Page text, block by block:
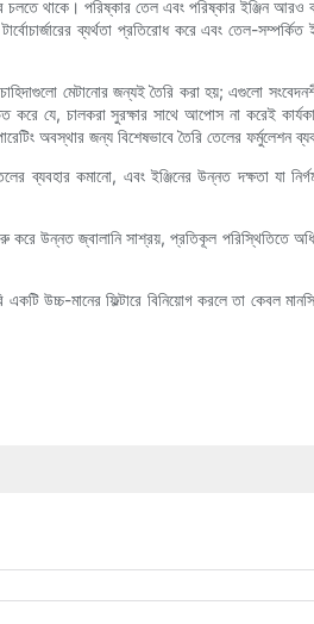
চলতে থাকে। পরিষ্কার তেল এবং পরিষ্কার ইঞ্জিন আরও
ব্যর্থতা প্রতিরোধ করে এবং তেল-সম্পর্কিত
মেটানোর জন্যই তৈরি করা হয়; এগুলো
করে যে, চালকরা সুরক্ষার সাথে আপোস না করেই
অবস্থার জন্য বিশেষভাবে তৈরি তেলের ফর্মুলেশন
ব্যবহার কমানো, এবং ইঞ্জিনের উন্নত দক্ষতা যা
করে উন্নত জ্বালানি সাশ্রয়, প্রতিকূল পরিস্থিতিতে
উচ্চ-মানের ফিল্টারে বিনিয়োগ করলে তা কেবল